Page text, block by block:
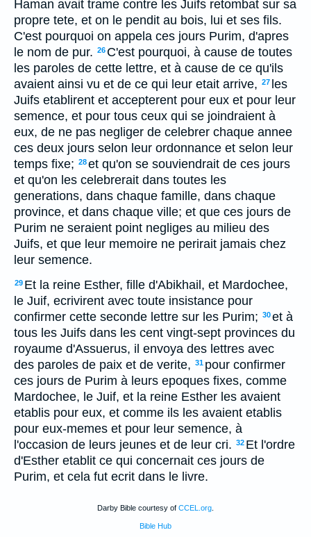
Haman avait trame contre les Juifs retombat sur sa
propre tete, et on le pendit au bois, lui et ses fils.
C'est pourquoi on appela ces jours Purim, d'apres
le nom de pur. 26 C'est pourquoi, à cause de toutes
les paroles de cette lettre, et à cause de ce qu'ils
avaient ainsi vu et de ce qui leur etait arrive, 27 les
Juifs etablirent et accepterent pour eux et pour leur
semence, et pour tous ceux qui se joindraient à
eux, de ne pas negliger de celebrer chaque annee
ces deux jours selon leur ordonnance et selon leur
temps fixe; 28et qu'on se souviendrait de ces jours
et qu'on les celebrerait dans toutes les
generations, dans chaque famille, dans chaque
province, et dans chaque ville; et que ces jours de
Purim ne seraient point negliges au milieu des
Juifs, et que leur memoire ne perirait jamais chez
leur semence.
29 Et la reine Esther, fille d'Abikhail, et Mardochee,
le Juif, ecrivirent avec toute insistance pour
confirmer cette seconde lettre sur les Purim; 30et à
tous les Juifs dans les cent vingt-sept provinces du
royaume d'Assuerus, il envoya des lettres avec
des paroles de paix et de verite, 31 pour confirmer
ces jours de Purim à leurs epoques fixes, comme
Mardochee, le Juif, et la reine Esther les avaient
etablis pour eux, et comme ils les avaient etablis
pour eux-memes et pour leur semence, à
l'occasion de leurs jeunes et de leur cri. 32 Et l'ordre
d'Esther etablit ce qui concernait ces jours de
Purim, et cela fut ecrit dans le livre.
Darby Bible courtesy of CCEL.org
Bible Hub